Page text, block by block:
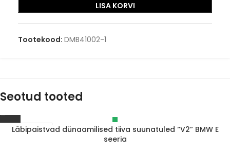
LISA KORVI
Tootekood: DMB41002-1
Seotud tooted
Läbimüüdud
Läbipaistvad dünaamilised tiiva suunatuled “V2” BMW E
seeria